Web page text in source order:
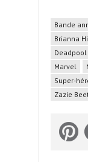
Bande
Brianna
Deadpool
Marvel
Super-
Zazie